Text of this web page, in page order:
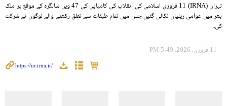
تہران (IRNA) 11 فروری اسلامی کی انقلاب کی کامیابی کی 47 ویں سالگرہ کے موقع پر ملک
بھر میں عوامی ریلیاں نکالی گئیں جس میں تمام طبقات سے تعلق رکھنے والے لوگوں نے شرکت
کی۔
11 فروری، 2026، 5:49 PM